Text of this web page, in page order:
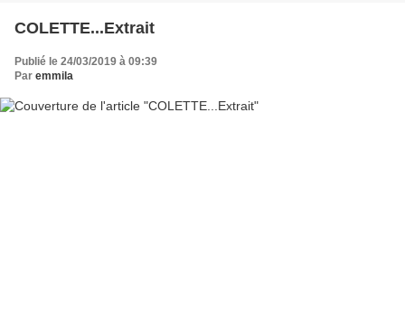
COLETTE...Extrait
Publié le 24/03/2019 à 09:39
Par emmila